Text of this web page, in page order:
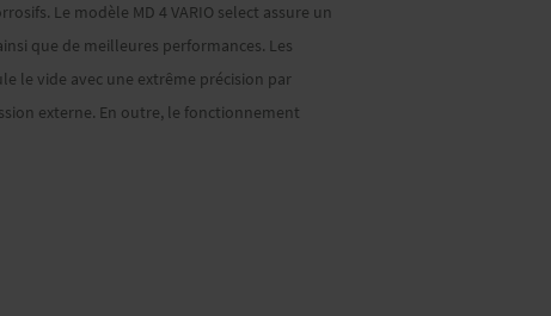
Le modèle MD 4 VARIO select assure un
que de meilleures performances. Les
le vide avec une extrême précision par
externe. En outre, le fonctionnement